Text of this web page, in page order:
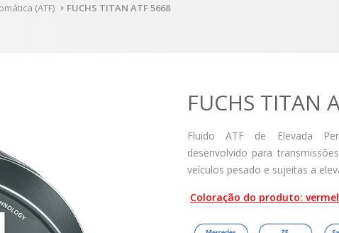
(ATF) FUCHS TITAN ATF 5668
FUCHS TITAN
Fluido ATF de Elevada
desenvolvido para
veículos pesado e sujeitas a
Coloração do produto: